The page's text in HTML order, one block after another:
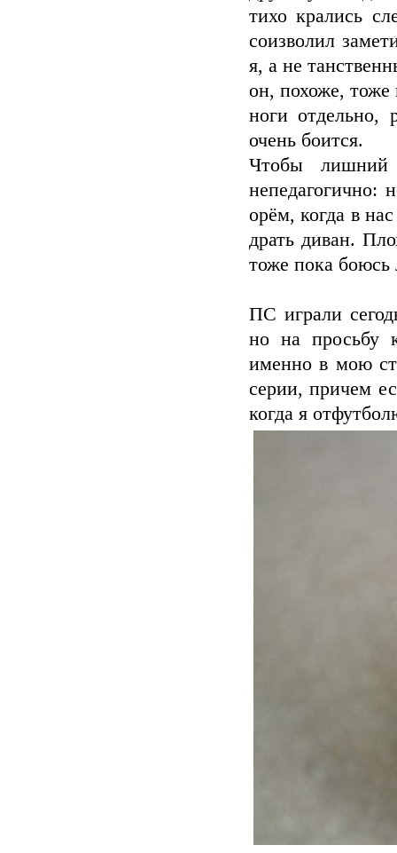
тихо крались
соизволил
я, а не
он, похоже, тоже
ноги отдельно,
очень боится.
Чтобы лишний
непедагогично:
орём, когда в
драть диван.
тоже пока боюсь
ПС играли
но на просьбу
именно в мою
серии, причем
когда я